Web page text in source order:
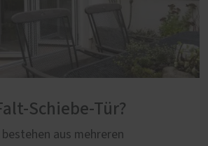
Schiebe-Tür?
bestehen aus mehreren